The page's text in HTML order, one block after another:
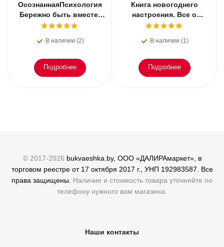
ОсознаннаяПсихология
Бережно быть вместе.
Второе дыхание любви,
эмоциональное
В наличии (2)
Подробнее
Книга новогоднего
настроения. Все о
главном празднике
елки
В наличии (1)
Подробнее
© 2017-2026 bukvaeshka.by, ООО «ДАЛИРАмаркет», в
торговом реестре от 17 октября 2017 г., УНП 192983587. Все
права защищены. Наличие и стоимость товара уточняйте по
телефону нужного вам магазина.
Наши контакты